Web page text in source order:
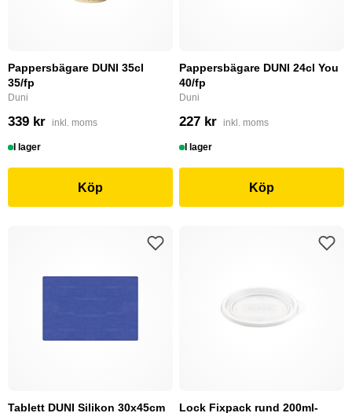
Pappersbägare DUNI 35cl
35/fp
Duni
339 kr inkl. moms
I lager
Köp
Pappersbägare DUNI 24cl You
40/fp
Duni
227 kr inkl. moms
I lager
Köp
Tablett DUNI Silikon 30x45cm
Lock Fixpack rund 200ml-